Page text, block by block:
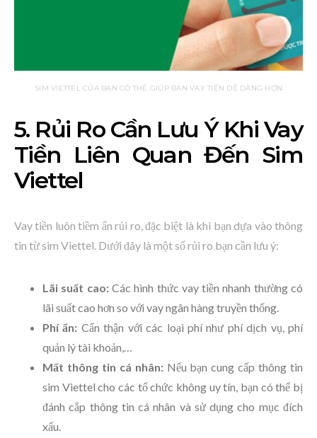
SIM VIETTEL CỦA BẠN CÓ THỂ GIÚP BẠN VAY TIỀN DỄ DÀNG HƠN
5. Rủi Ro Cần Lưu Ý Khi Vay
Tiền Liên Quan Đến Sim
Viettel
Vay tiền luôn tiềm ẩn rủi ro, đặc biệt là khi bạn dựa vào thông
tin từ sim Viettel. Dưới đây là một số rủi ro bạn cần lưu ý:
Lãi suất cao:Các hình thức vay tiền nhanh thường có
lãi suất cao hơn so với vay ngân hàng truyền thống.
Phí ẩn: Cẩn thận với các loại phí như phí dịch vụ, phí
quản lý tài khoản,…
Mất thông tin cá nhân:Nếu bạn cung cấp thông tin
sim Viettel cho các tổ chức không uy tín, bạn có thể bị
đánh cắp thông tin cá nhân và sử dụng cho mục đích
xấu.